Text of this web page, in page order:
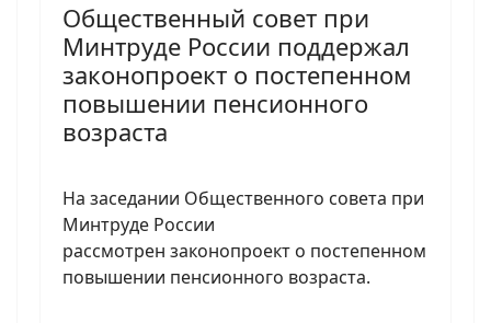
Общественный совет при
Минтруде России поддержал
законопроект о постепенном
повышении пенсионного
возраста
На заседании Общественного совета при
Минтруде России
рассмотрен законопроект о постепенном
повышении пенсионного возраста.